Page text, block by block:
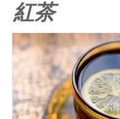
紅茶